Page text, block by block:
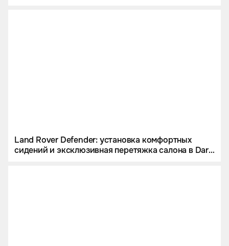
Land Rover Defender: установка комфортных
сидений и эксклюзивная перетяжка салона в Dark